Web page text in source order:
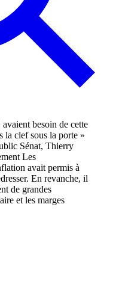
Sénat, Thierry
Les
avait permis à
En revanche, il
de grandes
et les marges